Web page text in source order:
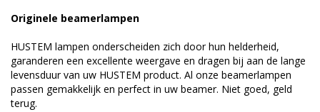
Originele beamerlampen
HUSTEM lampen onderscheiden zich door hun helderheid,
garanderen een excellente weergave en dragen bij aan de lange
levensduur van uw HUSTEM product. Al onze beamerlampen
passen gemakkelijk en perfect in uw beamer. Niet goed, geld
terug.